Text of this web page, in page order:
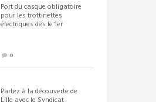
Port du casque obligatoire
pour les trottinettes
électriques dès le 1er
0
Partez à la découverte de